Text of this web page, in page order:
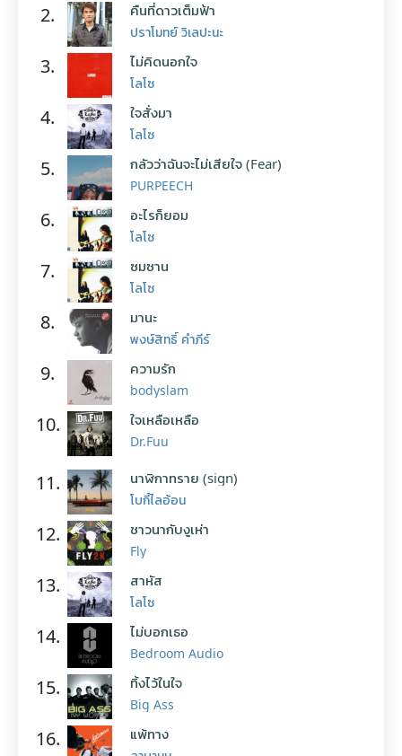
2. คืนที่ดาวเต็มฟ้า
ปราโมทย์ วิเลปะนะ
3. ไม่คิดนอกใจ
โลโซ
4. ใจสั่งมา
โลโซ
5. กลัวว่าฉันจะไม่เสียใจ (Fear)
PURPEECH
6. อะไรก็ยอม
โลโซ
7. ซมซาน
โลโซ
8. มานะ
พงษ์สิทธิ์ คำภีร์
9. ความรัก
bodyslam
10. ใจเหลือเหลือ
Dr.Fuu
11. นาฬิกาทราย (sign)
โบกี้ไลอ้อน
12. ชาวนากับงูเห่า
Fly
13. สาหัส
โลโซ
14. ไม่บอกเธอ
Bedroom Audio
15. ทิ้งไว้ในใจ
Big Ass
16. แพ้ทาง